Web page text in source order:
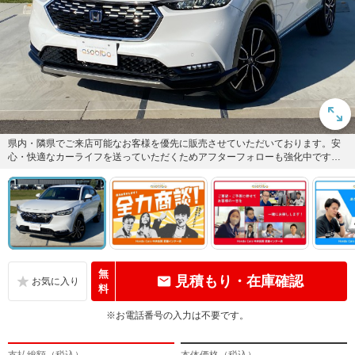
県内・隣県でご来店可能なお客様を優先に販売させていただいております。安
心・快適なカーライフを送っていただくためアフターフォローも強化中です。
無
料
見積もり・在庫確認
※お電話番号の入力は不要です。